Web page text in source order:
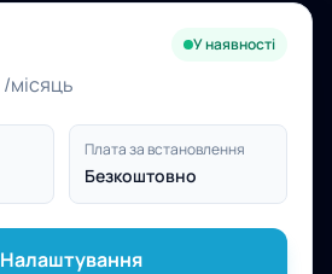
/місяць
У наявності
Плата за встановлення
Безкоштовно
Налаштування